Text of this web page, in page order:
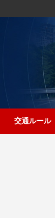
交通ルール